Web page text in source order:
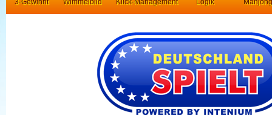
3-Gewinnt Wimmelbild Klick-Management Logik Mahjong